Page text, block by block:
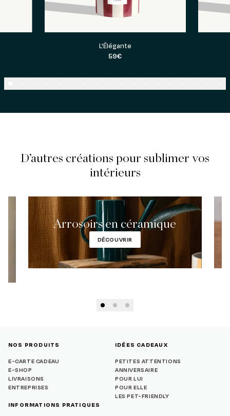
L'Élégante
59€
D’autres créations pour sublimer vos
intérieurs
Arrosoirs en céramique
DÉCOUVRIR
NOS PRODUITS
E-CARTE CADEAU
E-SHOP
LIVRAISONS
ENTREPRISES
IDÉES CADEAUX
PETITES ATTENTIONS
ANNIVERSAIRE
POUR LUI
POUR ELLE
LES PET-FRIENDLY
INFORMATIONS PRATIQUES